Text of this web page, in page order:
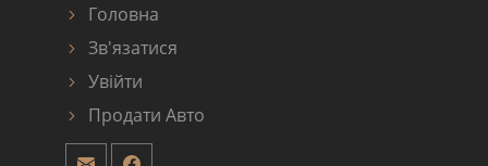
Головна
Зв'язатися
Увійти
Продати Авто